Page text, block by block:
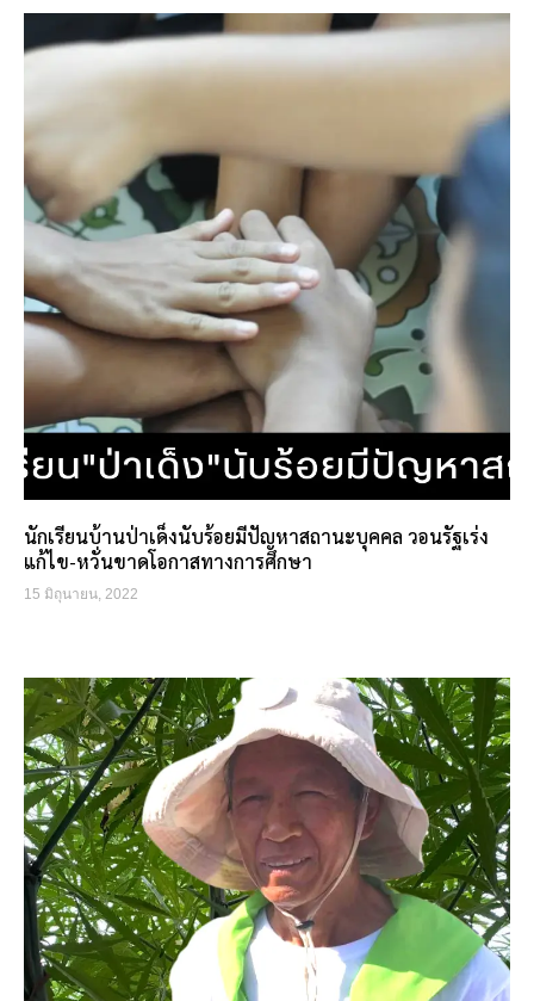
นักเรียนบ้านป่าเด็งนับร้อยมีปัญหาสถานะบุคคล วอนรัฐเร่ง
แก้ไข-หวั่นขาดโอกาสทางการศึกษา
15 มิถุนายน, 2022